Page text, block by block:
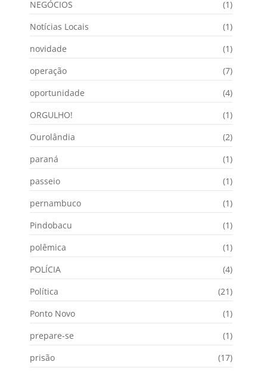
NEGÓCIOS
(1)
Notícias Locais
(1)
novidade
(1)
operação
(7)
oportunidade
(4)
ORGULHO!
(1)
Ourolândia
(2)
paraná
(1)
passeio
(1)
pernambuco
(1)
Pindobacu
(1)
polêmica
(1)
POLÍCIA
(4)
Política
(21)
Ponto Novo
(1)
prepare-se
(1)
prisão
(17)